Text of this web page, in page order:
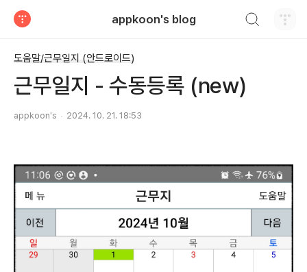
appkoon's blog
도움말/근무일지 (안드로이드)
근무일지 - 수동등록 (new)
appkoon's 2024. 10. 21. 18:53